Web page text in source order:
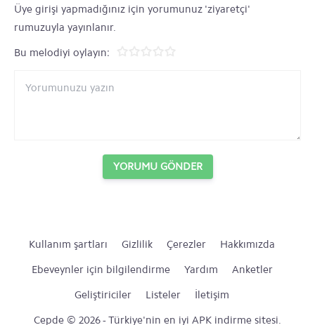
Üye girişi yapmadığınız için yorumunuz 'ziyaretçi'
rumuzuyla yayınlanır.
Bu melodiyi oylayın:
YORUMU GÖNDER
Kullanım şartları Gizlilik Çerezler
Hakkımızda
Ebeveynler için bilgilendirme
Yardım
Anketler
Geliştiriciler
Listeler
İletişim
Cepde © 2026 - Türkiye'nin en iyi APK indirme sitesi.